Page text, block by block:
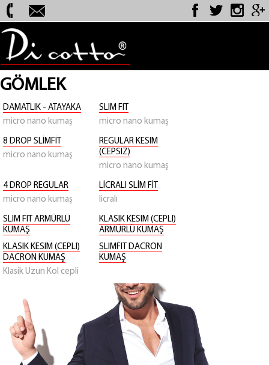
GÖMLEK
DAMATLIK - ATAYAKA
micro nano kumaş
SLIM FIT
micro nano kumaş
8 DROP SLİMFİT
micro nano kumaş
REGULAR KESIM
(CEPSIZ)
micro nano kumaş
4 DROP REGULAR
micro nano kumaş
LİCRALI SLİM FİT
licralı
SLIM FIT ARMÜRLÜ
KUMAŞ
KLASIK KESIM (CEPLI)
ARMÜRLÜ KUMAŞ
KLASIK KESIM (CEPLI)
DACRON KUMAŞ
Klasik Uzun Kol cepli
SLIMFIT DACRON
KUMAŞ